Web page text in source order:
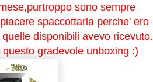
sono sempre
spaccottarla perche' ero
disponibili avevo ricevuto.
gradevole unboxing :)